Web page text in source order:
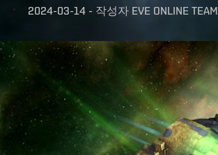
2024-03-14 - 작성자 EVE ONLINE TEAM